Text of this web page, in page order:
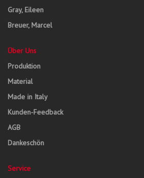
Gray, Eileen
Breuer, Marcel
Über Uns
Produktion
Material
Made in Italy
Kunden-Feedback
AGB
Dankeschön
Service